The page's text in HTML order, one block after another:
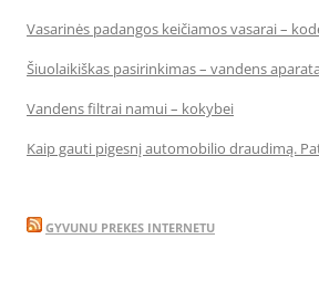
Vasarinės padangos keičiamos vasarai –
Šiuolaikiškas pasirinkimas – vandens
Vandens filtrai namui – kokybei
Kaip gauti pigesnį automobilio draudimą.
GYVUNU PREKES INTERNETU